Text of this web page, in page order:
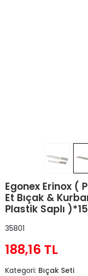
Egonex Erinox
Et Bıçak &
Plastik Saplı
35801
188,16 TL
Kategori: Bıçak Seti